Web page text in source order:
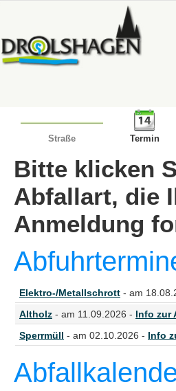
Straße Termin
Bitte klicken
Abfallart, die
Anmeldung
Elektro-/Metallschrott - am
Altholz - am 11.09.2026 - Info zur
Sperrmüll - am 02.10.2026 - Info